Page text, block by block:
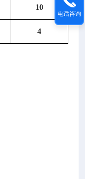
10
4
质
仪/
电话咨询